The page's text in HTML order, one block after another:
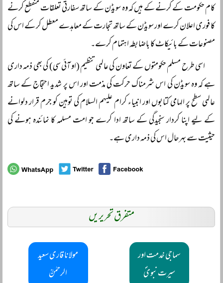
کام حکومت کے کرنے کے ہیں کہ وہ سویڈن کے ساتھ سفارتی تعلقات منقطع کرنے
کا فوری اعلان کرے اور سویڈن کے ساتھ تجارت کے معاہدے معطل کر کے اس کی
مصنوعات کے بائیکاٹ کا باضابطہ اہتمام کرے۔
اسی طرح مسلم حکومتوں کے تعاون کی عالمی تنظیم (او آئی سی) کی بھی ذمہ داری
ہے کہ وہ سویڈن کی اس شرمناک حرکت کی مذمت اور اس پر شدید احتجاج کے ساتھ
عالمی سطح پر الہامی کتابوں اور انبیاء کرام علیہم السلام کی توہین کو جرم قرار دلوانے
کے لیے اپنا کردار سنجیدگی کے ساتھ ادا کرے جو امت مسلمہ کا نمائندہ ہونے کی
حیثیت سے بہرحال اس کی ذمہ داری ہے۔
متفرق تحریریں
سماجی خدمت اور
سیرت نبویؐ
مولانا قاری سعید
الرحمٰنؒ